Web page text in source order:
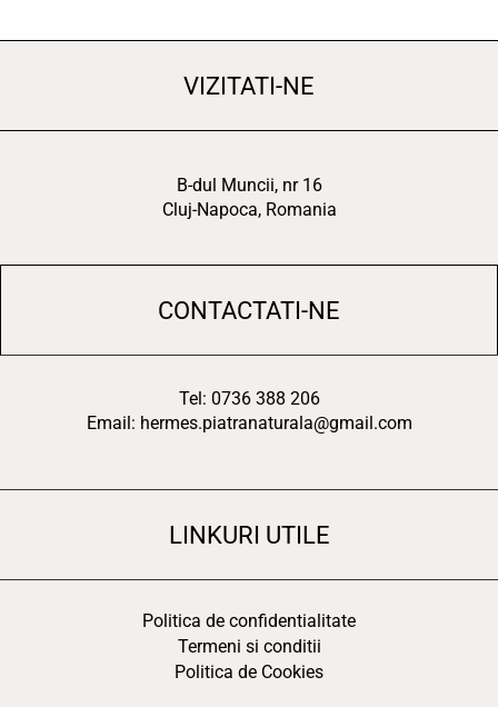
VIZITATI-NE
B-dul Muncii, nr 16
Cluj-Napoca, Romania
CONTACTATI-NE
Tel: 0736 388 206
Email: hermes.piatranaturala@gmail.com
LINKURI UTILE
Politica de confidentialitate
Termeni si conditii
Politica de Cookies